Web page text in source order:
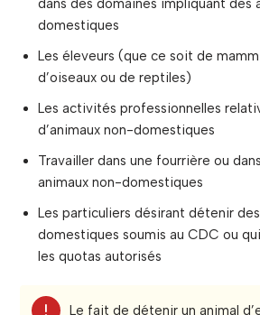
dans des domaines impliquant des
domestiques
Les éleveurs (que ce soit de
d’oiseaux ou de reptiles)
Les activités professionnelles
d’animaux non-domestiques
Travailler dans une fourrière ou
animaux non-domestiques
Les particuliers désirant détenir
domestiques soumis au CDC ou
les quotas autorisés
Le fait de détenir un animal